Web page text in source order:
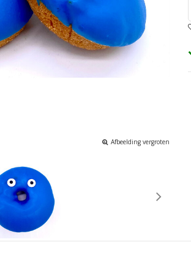
Afbeelding vergroten